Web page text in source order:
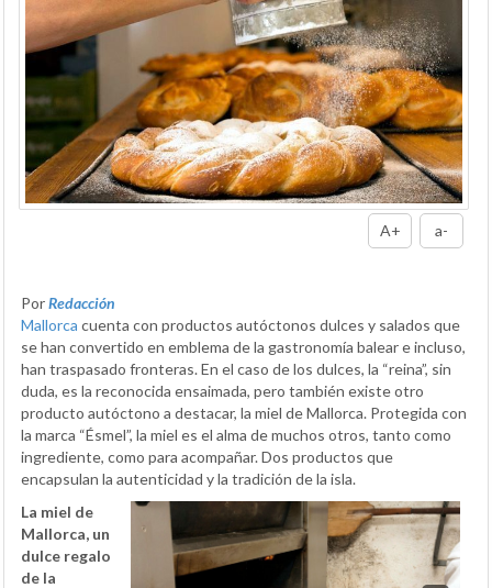
A+ a-
PorRedacción
Mallorca cuenta con productos autóctonos dulces y salados que
se han convertido en emblema de la gastronomía balear e incluso,
han traspasado fronteras. En el caso de los dulces, la “reina”, sin
duda, es la reconocida ensaimada, pero también existe otro
producto autóctono a destacar, la miel de Mallorca. Protegida con
la marca “Ésmel”, la miel es el alma de muchos otros, tanto como
ingrediente, como para acompañar. Dos productos que
encapsulan la autenticidad y la tradición de la isla.
La miel de
Mallorca, un
dulce regalo
de la